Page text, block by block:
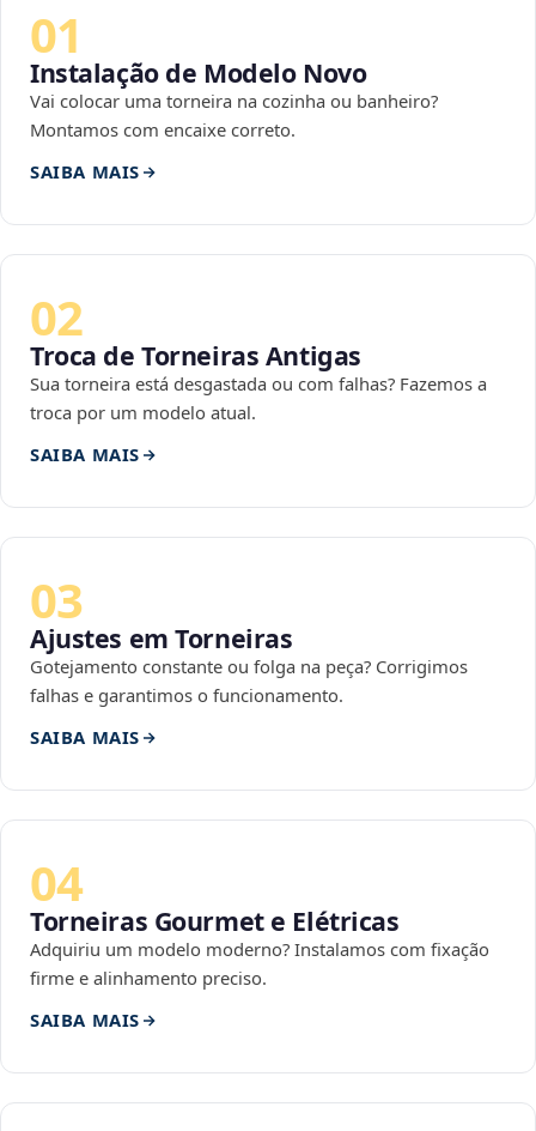
01
Instalação de Modelo Novo
Vai colocar uma torneira na cozinha ou banheiro?
Montamos com encaixe correto.
SAIBA MAIS
02
Troca de Torneiras Antigas
Sua torneira está desgastada ou com falhas? Fazemos a
troca por um modelo atual.
SAIBA MAIS
03
Ajustes em Torneiras
Gotejamento constante ou folga na peça? Corrigimos
falhas e garantimos o funcionamento.
SAIBA MAIS
04
Torneiras Gourmet e Elétricas
Adquiriu um modelo moderno? Instalamos com fixação
firme e alinhamento preciso.
SAIBA MAIS